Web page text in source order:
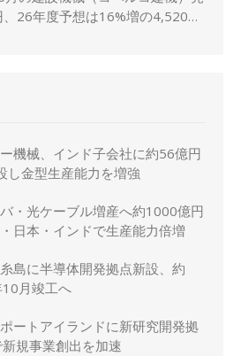
26年度予想は16%増の4,520億
機械、インド子会社に約56億円
し金型生産能力を増強
・光ケーブル増産へ約1000億円
日本・インドで生産能力倍増
島に半導体開発拠点新設、約
月竣工へ
ートアイランドに新研究開発拠
規事業創出を加速